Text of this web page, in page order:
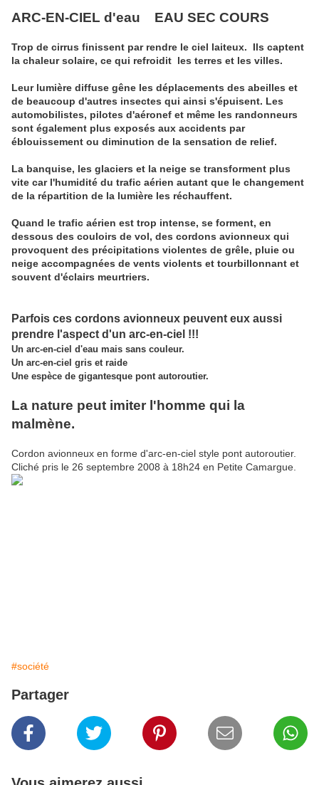
ARC-EN-CIEL d'eau EAU SEC COURS
Trop de cirrus finissent par rendre le ciel laiteux. Ils captent
la chaleur solaire, ce qui refroidit les terres et les villes.
Leur lumière diffuse gêne les déplacements des abeilles et
de beaucoup d'autres insectes qui ainsi s'épuisent. Les
automobilistes, pilotes d'aéronef et même les randonneurs
sont également plus exposés aux accidents par
éblouissement ou diminution de la sensation de relief.
La banquise, les glaciers et la neige se transforment plus
vite car l'humidité du trafic aérien autant que le changement
de la répartition de la lumière les réchauffent.
Quand le trafic aérien est trop intense, se forment, en
dessous des couloirs de vol, des cordons avionneux qui
provoquent des précipitations violentes de grêle, pluie ou
neige accompagnées de vents violents et tourbillonnant et
souvent d'éclairs meurtriers.
Parfois ces cordons avionneux peuvent eux aussi
prendre l'aspect d'un arc-en-ciel !!!
Un arc-en-ciel d'eau mais sans couleur.
Un arc-en-ciel gris et raide
Une espèce de gigantesque pont autoroutier.
La nature peut imiter l'homme qui la
malmène.
Cordon avionneux en forme d'arc-en-ciel style pont autoroutier.
Cliché pris le 26 septembre 2008 à 18h24 en Petite Camargue.
#société
Partager